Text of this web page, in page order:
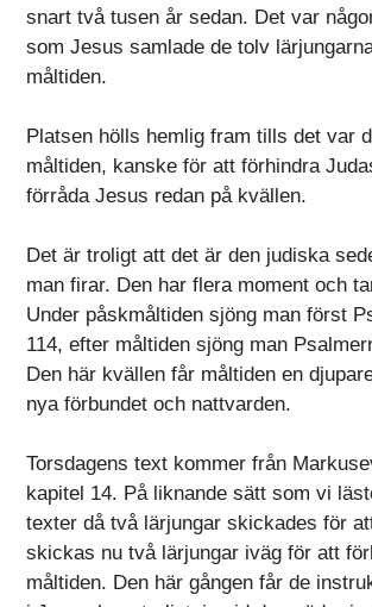
snart två tusen år sedan. Det var
som Jesus samlade de tolv
måltiden.
Platsen hölls hemlig fram tills det var
måltiden, kanske för att förhindra
förråda Jesus redan på kvällen.
Det är troligt att det är den judiska
man firar. Den har flera moment och
Under påskmåltiden sjöng man först
114, efter måltiden sjöng man
Den här kvällen får måltiden en
nya förbundet och nattvarden.
Torsdagens text kommer från
kapitel 14. På liknande sätt som vi
texter då två lärjungar skickades för
skickas nu två lärjungar iväg för att
måltiden. Den här gången får de